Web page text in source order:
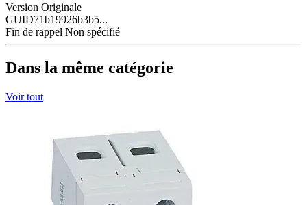
Version Originale
GUID71b19926b3b5...
Fin de rappel Non spécifié
Dans la même catégorie
Voir tout